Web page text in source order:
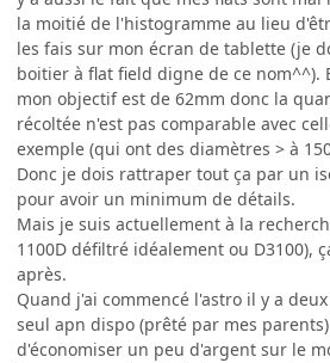
la moitié de l'histogramme au lieu
les fais sur mon écran de tablette (je
boitier à flat field digne de ce nom^^).
mon objectif est de 62mm donc la
récoltée n'est pas comparable avec
exemple (qui ont des diamètres > à
Donc je dois rattraper tout ça par un
pour avoir un minimum de détails.
Mais je suis actuellement à la
1100D défiltré idéalement ou D3100),
après.
Quand j'ai commencé l'astro il y a
seul apn dispo (prêté par mes
d'économiser un peu d'argent sur le